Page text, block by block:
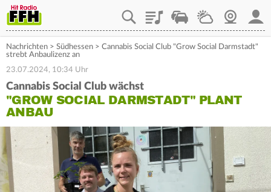
PlaylistStaupilotWetterWebcam
Nachrichten > Südhessen > Cannabis Social Club "Grow Social Darmstadt"
strebt Anbaulizenz an
23.07.2024, 10:34 Uhr
Cannabis Social Club wächst
"GROW SOCIAL DARMSTADT" PLANT
ANBAU